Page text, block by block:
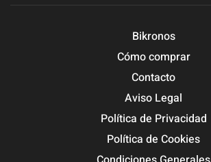
Bikronos
Cómo comprar
Contacto
Aviso Legal
Política de Privacidad
Política de Cookies